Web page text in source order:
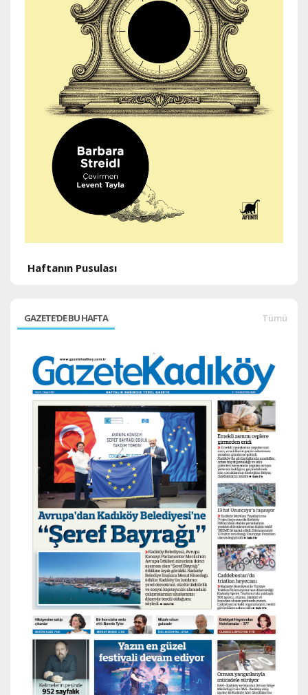
Haftanın Pusulası
GAZETE'DE BU HAFTA Tümü